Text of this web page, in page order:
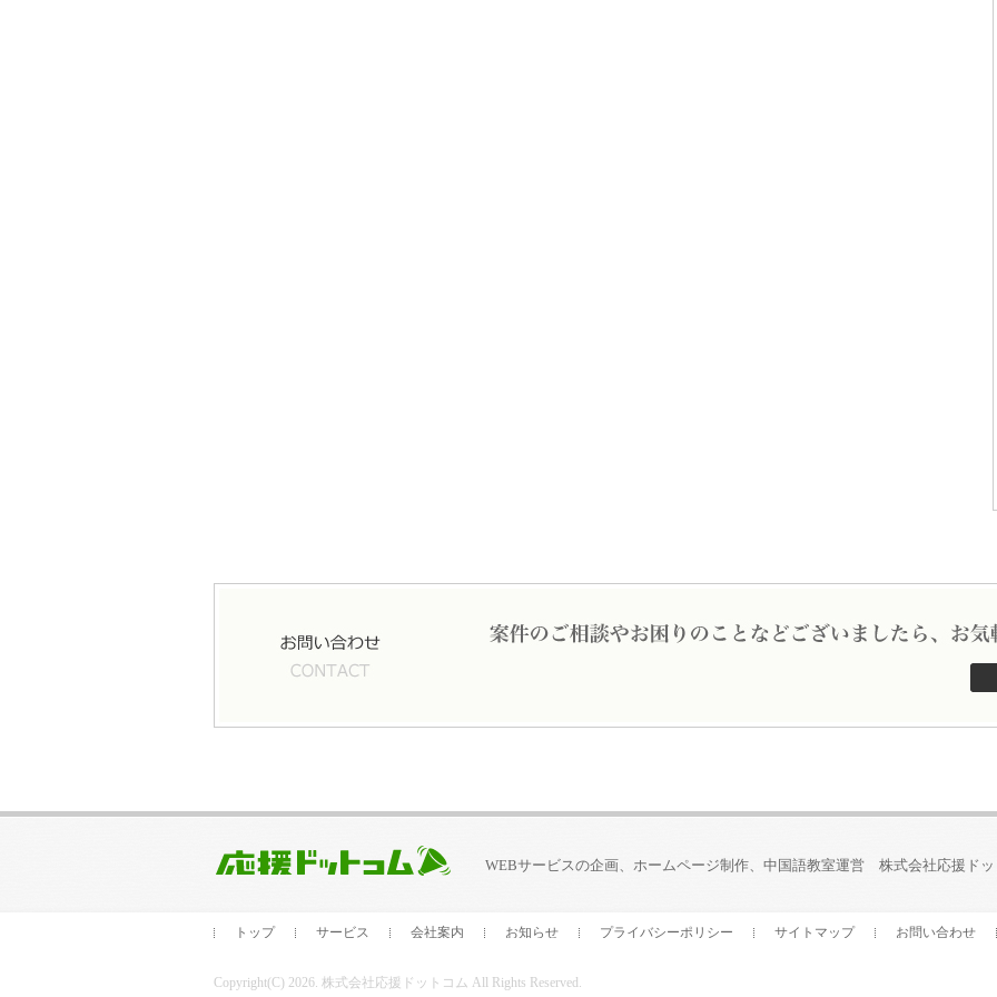
WEBサービスの企画、ホームページ制作、中国語教室運営 株式会社応援ド
トップ サービス 会社案内 お知らせ プライバシーポリシー サイトマップ お問い合わせ
Copyright(C) 2026. 株式会社応援ドットコム All Rights Reserved.